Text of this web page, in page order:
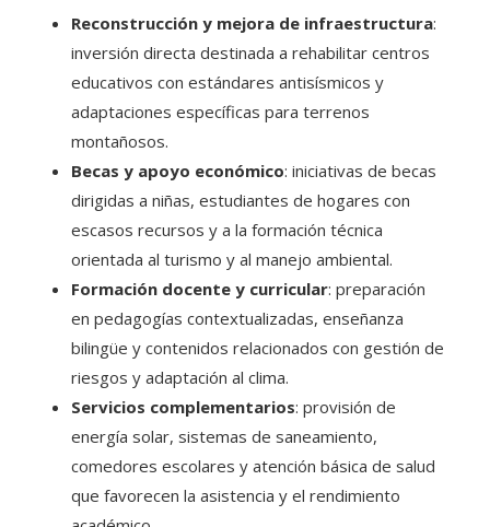
Reconstrucción y mejora de infraestructura:
inversión directa destinada a rehabilitar centros
educativos con estándares antisísmicos y
adaptaciones específicas para terrenos
montañosos.
Becas y apoyo económico: iniciativas de becas
dirigidas a niñas, estudiantes de hogares con
escasos recursos y a la formación técnica
orientada al turismo y al manejo ambiental.
Formación docente y curricular: preparación
en pedagogías contextualizadas, enseñanza
bilingüe y contenidos relacionados con gestión de
riesgos y adaptación al clima.
Servicios complementarios: provisión de
energía solar, sistemas de saneamiento,
comedores escolares y atención básica de salud
que favorecen la asistencia y el rendimiento